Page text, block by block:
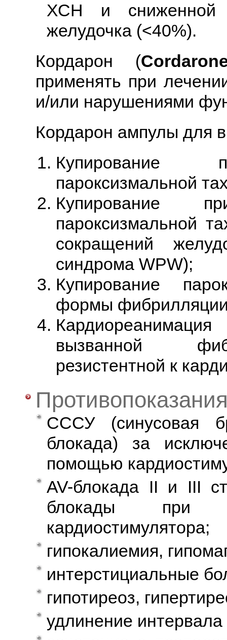
ХСН и сниженной
желудочка (<40%).
Кордарон (
применять при
и/или нарушениями
Кордарон ампулы для
Купирование
пароксизмальной
Купирование
пароксизмальной
сокращений
синдрома WPW);
Купирование
формы фибрилляции
вызванной
резистентной к
СССУ (синусовая
блокада) за
помощью
AV-блокада II и III
блокады при
кардиостимулятора;
гипокалиемия,
интерстициальные
гипотиреоз,
удлинение интервала